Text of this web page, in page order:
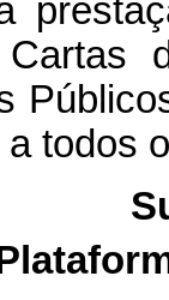
todos